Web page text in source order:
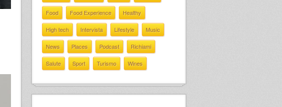
Food Food Experience Healthy
High tech Intervista Lifestyle Music
News Places Podcast Richiami
Salute Sport Turismo Wines